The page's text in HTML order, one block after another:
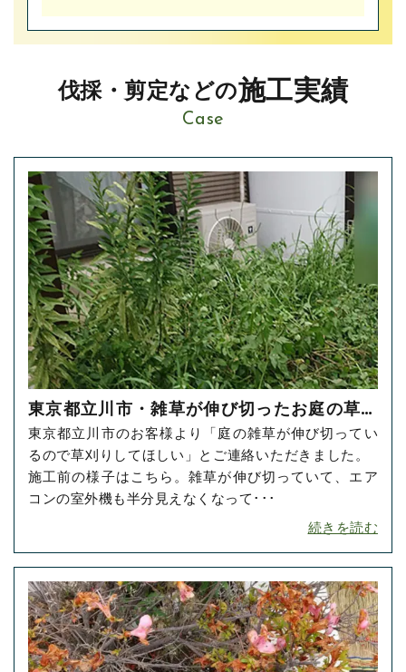
伐採・剪定などの施工実績
Case
東京都立川市・雑草が伸び切ったお庭の草刈
り・草抜きをご依頼いただきました！
東京都立川市のお客様より「庭の雑草が伸び切ってい
るので草刈りしてほしい」とご連絡いただきました。
施工前の様子はこちら。雑草が伸び切っていて、エア
コンの室外機も半分見えなくなって･･･
続きを読む